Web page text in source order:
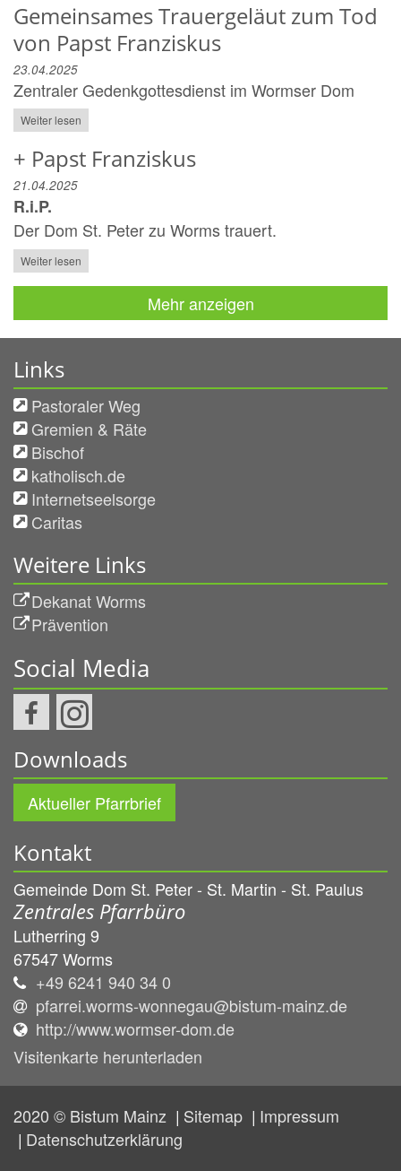
Gemeinsames Trauergeläut zum Tod
von Papst Franziskus
23.04.2025
Zentraler Gedenkgottesdienst im Wormser Dom
Weiter lesen
+ Papst Franziskus
21.04.2025
R.i.P.
Der Dom St. Peter zu Worms trauert.
Weiter lesen
Mehr anzeigen
Links
Pastoraler Weg
Gremien & Räte
Bischof
katholisch.de
Internetseelsorge
Caritas
Weitere Links
Dekanat Worms
Prävention
Social Media
Downloads
Aktueller Pfarrbrief
Kontakt
Gemeinde Dom St. Peter - St. Martin - St. Paulus
Zentrales Pfarrbüro
Lutherring 9
67547Worms
+49 6241 940 34 0
pfarrei.worms-wonnegau@bistum-mainz.de
http://www.wormser-dom.de
Visitenkarte herunterladen
2020 © Bistum Mainz Sitemap
Impressum
Datenschutzerklärung